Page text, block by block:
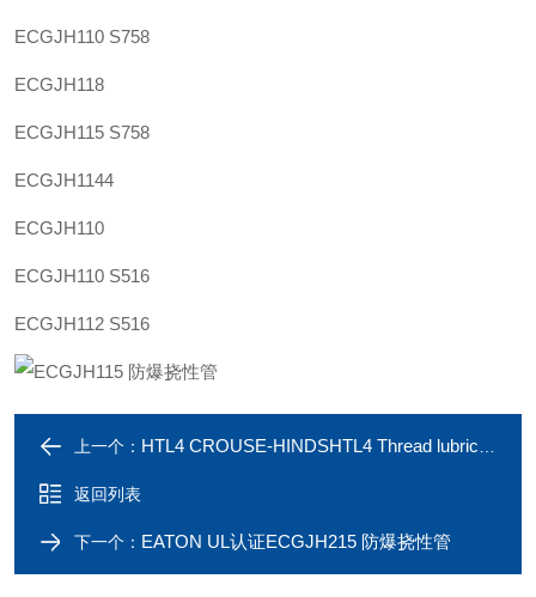
ECGJH110 S758
ECGJH118
ECGJH115 S758
ECGJH1144
ECGJH110
ECGJH110 S516
ECGJH112 S516
上一个： HTL4 CROUSE-HINDSHTL4 Thread lubricant润滑剂
返回列表
下一个： EATON UL认证ECGJH215 防爆挠性管